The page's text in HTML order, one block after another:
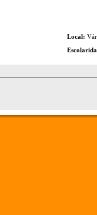
Local: